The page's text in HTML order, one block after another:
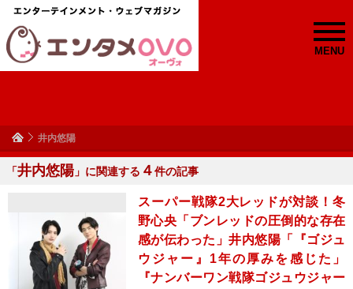
MENU
井内悠陽
「井内悠陽 」に関連する ４件の記事
スーパー戦隊2大レッドが対談！冬
野心央「ブンレッドの圧倒的な存在
感が伝わった」井内悠陽「『ゴジュ
ウジャー』1年の厚みを感じた」
『ナンバーワン戦隊ゴジュウジャー